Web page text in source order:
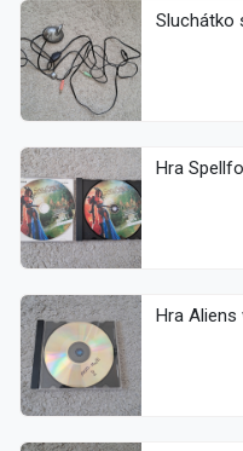
Sluchátko
Hra
Hra Aliens